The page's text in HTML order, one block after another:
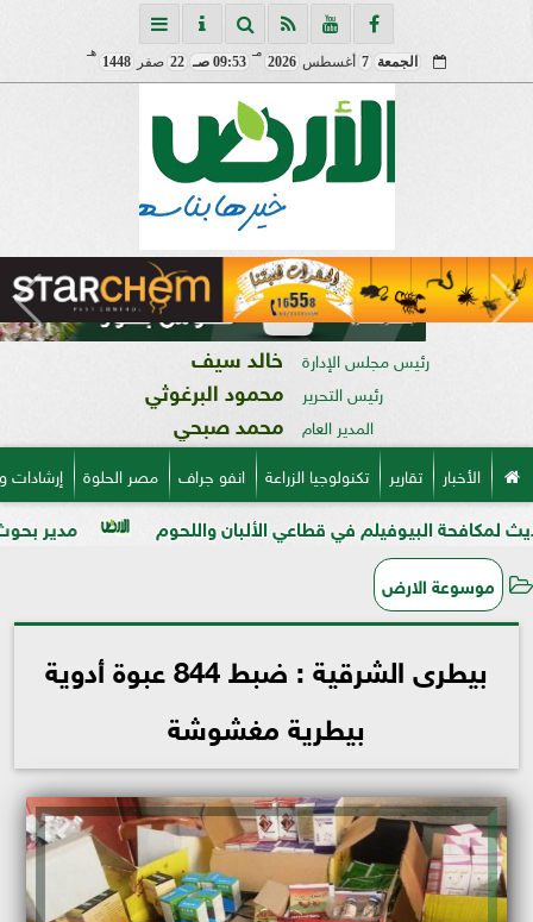
الجمعة 7 أغسطس 2026
مـ
09:53 صـ 22 صفر 1448
هـ
رئيس مجلس الإدارة خالد سيف
رئيس التحرير محمود البرغوثي
المدير العام محمد صبحي
الأخبار تقارير تكنولوجيا الزراعة انفو جراف مصر الحلوة
مدير بحوث أمراض في قطاعي الألبان واللحوم
موسوعة الارض
بيطرى الشرقية : ضبط 844 عبوة أدوية
بيطرية مغشوشة